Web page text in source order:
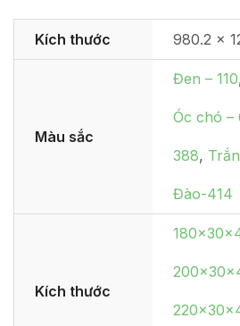
Kích thước 980.2 ×
Màu sắc
Đen – 110
Óc chó –
388,
Đào-414
Kích thước